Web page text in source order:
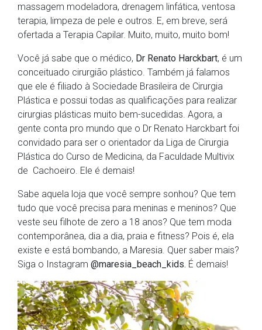
massagem modeladora, drenagem linfática, ventosa
terapia, limpeza de pele e outros. E, em breve, será
ofertada a Terapia Capilar. Muito, muito, muito bom!
Você já sabe que o médico, Dr Renato Harckbart, é um
conceituado cirurgião plástico. Também já falamos
que ele é filiado à Sociedade Brasileira de Cirurgia
Plástica e possui todas as qualificações para realizar
cirurgias plásticas muito bem-sucedidas. Agora, a
gente conta pro mundo que o Dr Renato Harckbart foi
convidado para ser o orientador da Liga de Cirurgia
Plástica do Curso de Medicina, da Faculdade Multivix
de Cachoeiro. Ele é demais!
Sabe aquela loja que você sempre sonhou? Que tem
tudo que você precisa para meninas e meninos? Que
veste seu filhote de zero a 18 anos? Que tem moda
contemporânea, dia a dia, praia e fitness? Pois é, ela
existe e está bombando, a Maresia. Quer saber mais?
Siga o Instagram @maresia­_beach_kids. É demais!